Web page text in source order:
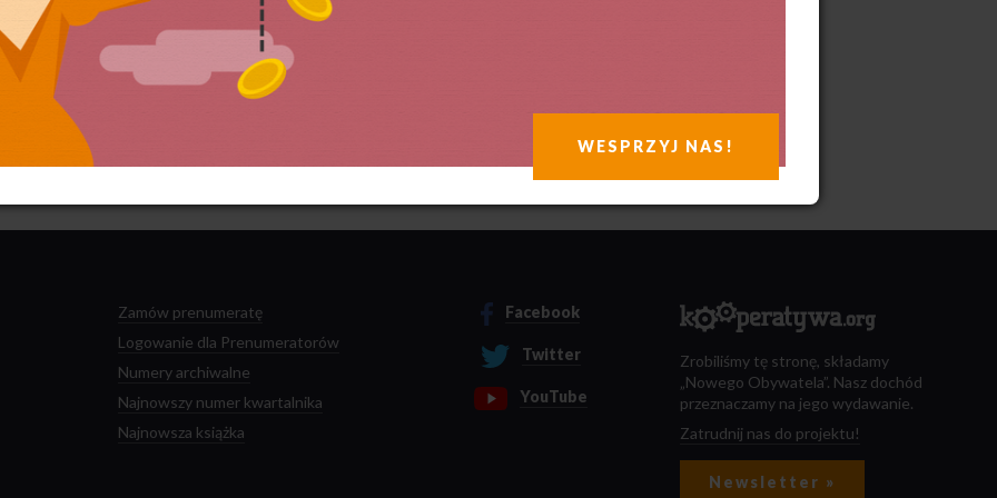
są dane Twoich komentarzy.
Zamów prenumeratę
Logowanie dla Prenumeratorów
Numery archiwalne
Najnowszy numer kwartalnika
Najnowsza książka
Facebook
Twitter
YouTube
Zrobiliśmy tę stronę, składamy
„Nowego Obywatela”. Nasz dochód
przeznaczamy na jego wydawanie.
Zatrudnij nas do projektu!
Newsletter »
WESPRZYJ NAS!